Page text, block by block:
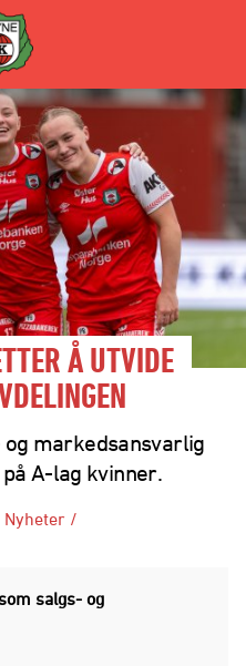
Å UTVIDE
markedsansvarlig
A-lag kvinner.
Nyheter /
salgs- og